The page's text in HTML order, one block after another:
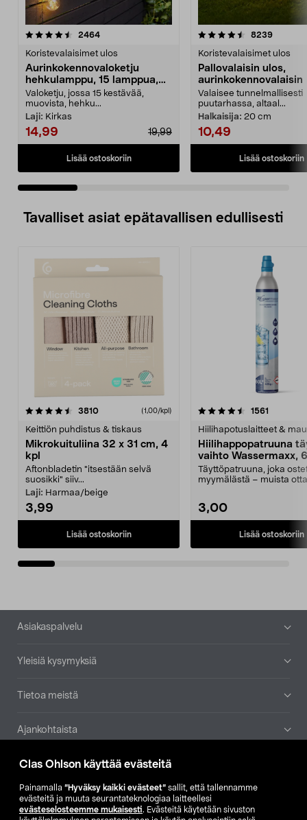
Clas Ohlson käyttää evästeitä
Painamalla ”Hyväksy kaikki evästeet” sallit, että tallennamme
evästeitä ja muuta seurantateknologiaa laitteellesi
evästeselosteemme mukaisesti. Evästeitä käytetään sivuston
2464arvostelut
Koristevalaisimet ulos
Aurinkokennovaloketju
hehkulamppu, 15 lamppua,
7,2 m
Valoketju, jossa 15 kestävää,
muovista, hehku...
Laji: Kirkas
14,99 19,99
Lisää ostoskoriin
4.5 viidestä
8239
Koristevalaisimet ulos
Pallovalaisin ulos,
aurinkokennovalaisin
Valaisee tunnelmallisesti
puutarhassa, altaal...
Halkaisija: 20 cm
10,49
Lisää ostoskoriin
4.5 viidestä
Tavalliset asiat epätavallisen edullisesti
3810arvostelut (1,00/kpl)
Keittiön puhdistus & tiskaus
Mikrokuituliina 32 x 31 cm, 4
kpl
Aftonbladetin "itsestään selvä
suosikki" siiv...
Laji: Harmaa/beige
3,99
Lisää ostoskoriin
4.5viidestä
1561
Hiilihapotuslaitteet &
Hiilihappopatruuna
vaihto Wassermaxx,
Täyttöpatruuna, joka
myymälästä – muista
3,00
Lisää ostoskoriin
4.5viidestä
Alatunniste
Asiakaspalvelu
Yleisiä kysymyksiä
Tietoa meistä
Ajankohtaista
Muut yrityksemme
Etsi myymälä